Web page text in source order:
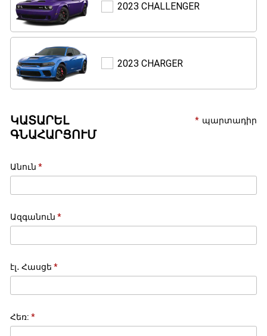
2023 CHALLENGER
2023 CHARGER
ԿԱՏԱՐԵԼ
ԳՆԱՀԱՐՑՈՒՄ
պարտադիր
Անուն
Ազգանուն
էլ․ Հասցե
Հեռ: